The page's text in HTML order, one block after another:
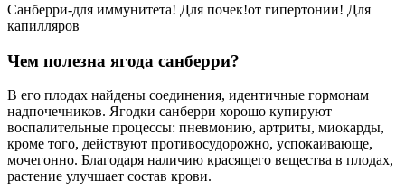
Санберри-для иммунитета! Для почек!от гипертонии! Для
капилляров
Чем полезна ягода санберри?
В его плодах найдены соединения, идентичные гормонам
надпочечников. Ягодки санберри хорошо купируют
воспалительные процессы: пневмонию, артриты, миокарды,
кроме того, действуют противосудорожно, успокаивающе,
мочегонно. Благодаря наличию красящего вещества в плодах,
растение улучшает состав крови.